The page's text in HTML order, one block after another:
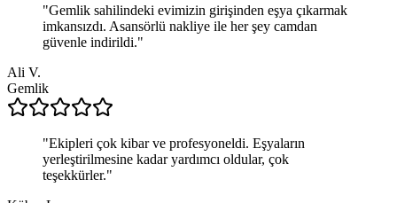
"Gemlik sahilindeki evimizin girişinden eşya çıkarmak
imkansızdı. Asansörlü nakliye ile her şey camdan
güvenle indirildi."
Ali V.
Gemlik
"Ekipleri çok kibar ve profesyoneldi. Eşyaların
yerleştirilmesine kadar yardımcı oldular, çok
teşekkürler."